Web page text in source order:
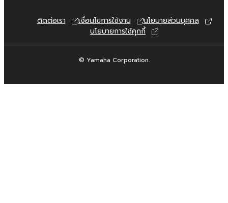
ติดต่อเรา เงื่อนไขการใช้งาน
นโยบายส่วนบุคคล
นโยบายการใช้คุกกี้
© Yamaha Corporation.